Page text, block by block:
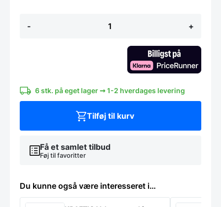
-
RON
+
6 stk. på eget lager ➞ 1-2 hverdages levering
Få et samlet tilbud
Føj til favoritter
Tilføj til kurv
Du kunne også være interesseret i…